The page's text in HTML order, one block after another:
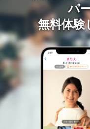
パ
無料体験